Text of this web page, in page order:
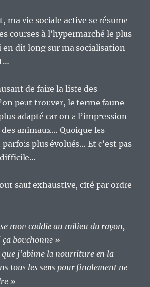
ma vie sociale active se résume
courses à l’hypermarché le plus
en dit long sur ma socialisation
de faire la liste des
peut trouver, le terme faune
adapté car on a l’impression
des animaux… Quoique les
plus évolués… Et c’est pas
sauf exhaustive, cité par ordre
mon caddie au milieu du rayon,
bouchonne »
j’abime la nourriture en la
tous les sens pour finalement ne
»